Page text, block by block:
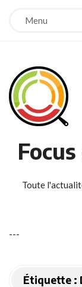
Menu
Toute
---
Étiquette :